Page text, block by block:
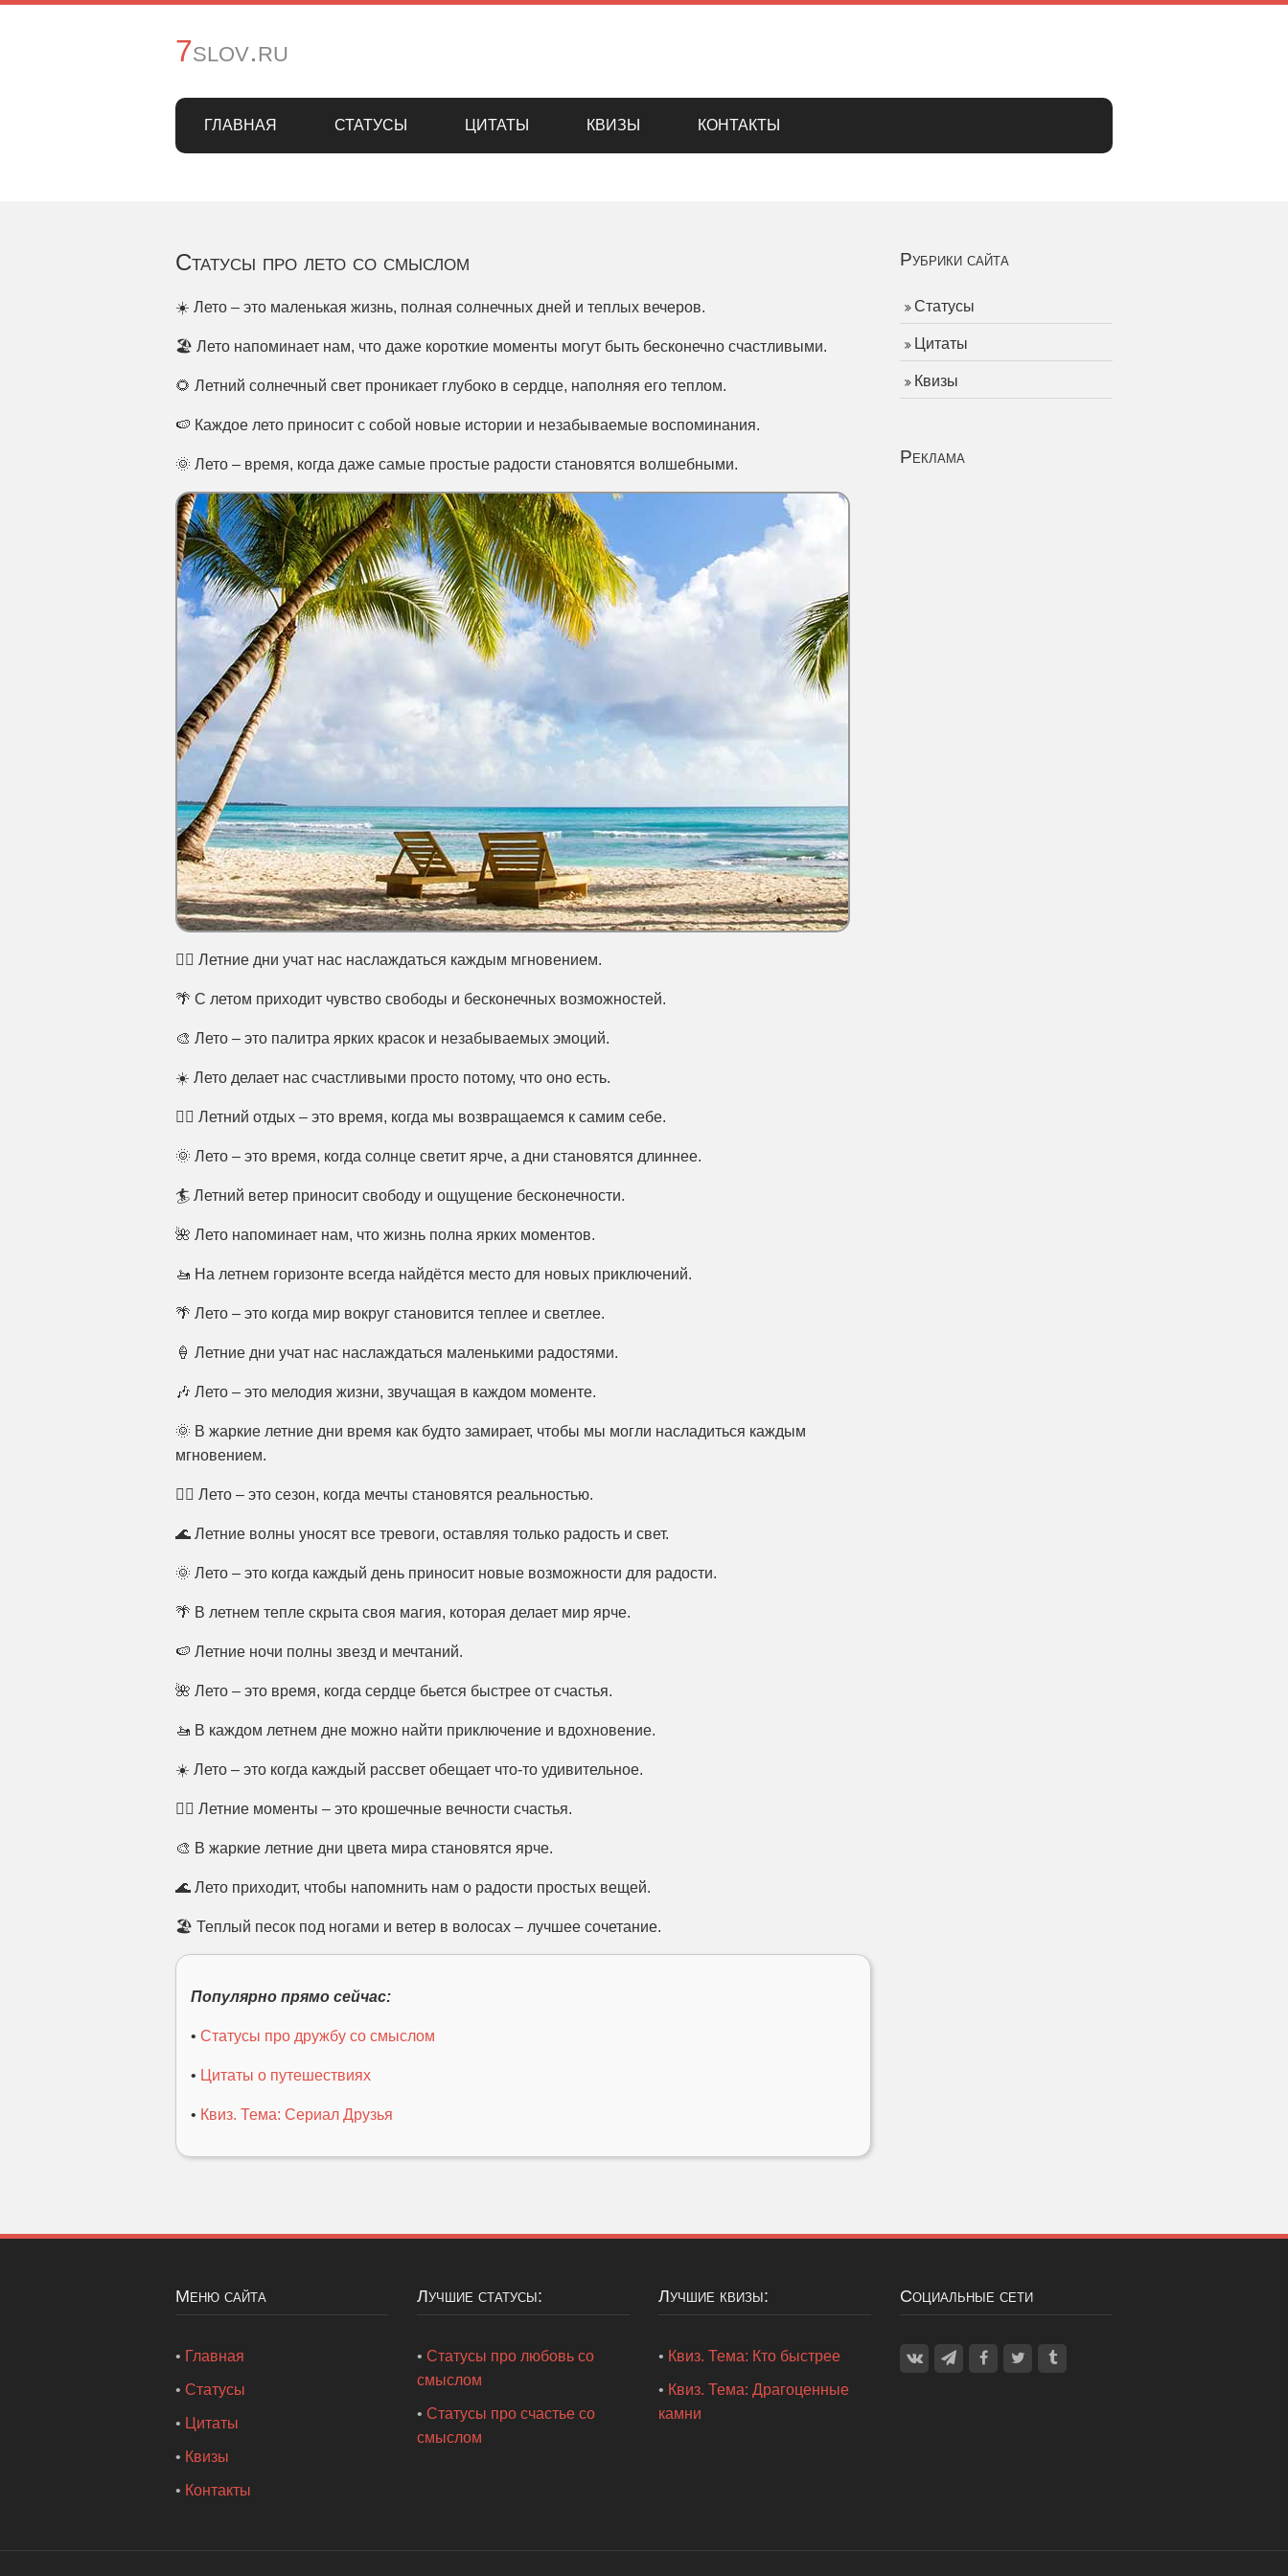
7slov.ru
ГЛАВНАЯ СТАТУСЫ ЦИТАТЫ КВИЗЫ КОНТАКТЫ
Статусы про лето со смыслом
☀️ Лето – это маленькая жизнь, полная солнечных дней и теплых вечеров.
🏖️ Лето напоминает нам, что даже короткие моменты могут быть бесконечно счастливыми.
🌻 Летний солнечный свет проникает глубоко в сердце, наполняя его теплом.
🍉 Каждое лето приносит с собой новые истории и незабываемые воспоминания.
🌞 Лето – время, когда даже самые простые радости становятся волшебными.
🚴‍♂️ Летние дни учат нас наслаждаться каждым мгновением.
🌴 С летом приходит чувство свободы и бесконечных возможностей.
🎨 Лето – это палитра ярких красок и незабываемых эмоций.
☀️ Лето делает нас счастливыми просто потому, что оно есть.
🏊‍♂️ Летний отдых – это время, когда мы возвращаемся к самим себе.
🌞 Лето – это время, когда солнце светит ярче, а дни становятся длиннее.
🏄 Летний ветер приносит свободу и ощущение бесконечности.
🌺 Лето напоминает нам, что жизнь полна ярких моментов.
🚤 На летнем горизонте всегда найдётся место для новых приключений.
🌴 Лето – это когда мир вокруг становится теплее и светлее.
🍦 Летние дни учат нас наслаждаться маленькими радостями.
🎶 Лето – это мелодия жизни, звучащая в каждом моменте.
🌞 В жаркие летние дни время как будто замирает, чтобы мы могли насладиться каждым
мгновением.
🚴‍♂️ Лето – это сезон, когда мечты становятся реальностью.
🌊 Летние волны уносят все тревоги, оставляя только радость и свет.
🌞 Лето – это когда каждый день приносит новые возможности для радости.
🌴 В летнем тепле скрыта своя магия, которая делает мир ярче.
🍉 Летние ночи полны звезд и мечтаний.
🌺 Лето – это время, когда сердце бьется быстрее от счастья.
🚤 В каждом летнем дне можно найти приключение и вдохновение.
☀️ Лето – это когда каждый рассвет обещает что-то удивительное.
🏄‍♂️ Летние моменты – это крошечные вечности счастья.
🎨 В жаркие летние дни цвета мира становятся ярче.
🌊 Лето приходит, чтобы напомнить нам о радости простых вещей.
🏖️ Теплый песок под ногами и ветер в волосах – лучшее сочетание.
Популярно прямо сейчас:
• Статусы про дружбу со смыслом
• Цитаты о путешествиях
• Квиз. Тема: Сериал Друзья
Рубрики сайта
Статусы
Цитаты
Квизы
Реклама
Меню сайта
• Главная
• Статусы
• Цитаты
• Квизы
• Контакты
Лучшие статусы:
• Статусы про любовь со
смыслом
• Статусы про счастье со
смыслом
Лучшие квизы:
• Квиз. Тема: Кто быстрее
• Квиз. Тема: Драгоценные
камни
Социальные сети